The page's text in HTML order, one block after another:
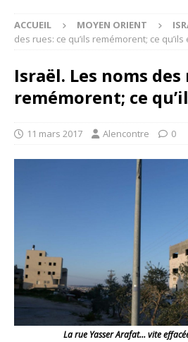
ACCUEIL MOYEN ORIENT
des rues: ce qu’ils remémorent; ce
Israël. Les noms des
remémorent; ce
11 mars 2017 Alencontre 0
La rue Yasser Arafat… vite